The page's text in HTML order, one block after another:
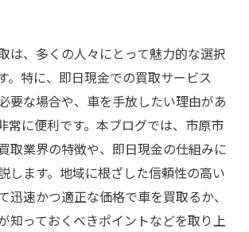
は、多くの人々にとって魅力的な選択
。特に、即日現金での買取サービス
要な場合や、車を手放したい理由があ
常に便利です。本ブログでは、市原市
取業界の特徴や、即日現金の仕組みに
します。地域に根ざした信頼性の高い
迅速かつ適正な価格で車を買取るか、
知っておくべきポイントなどを取り上